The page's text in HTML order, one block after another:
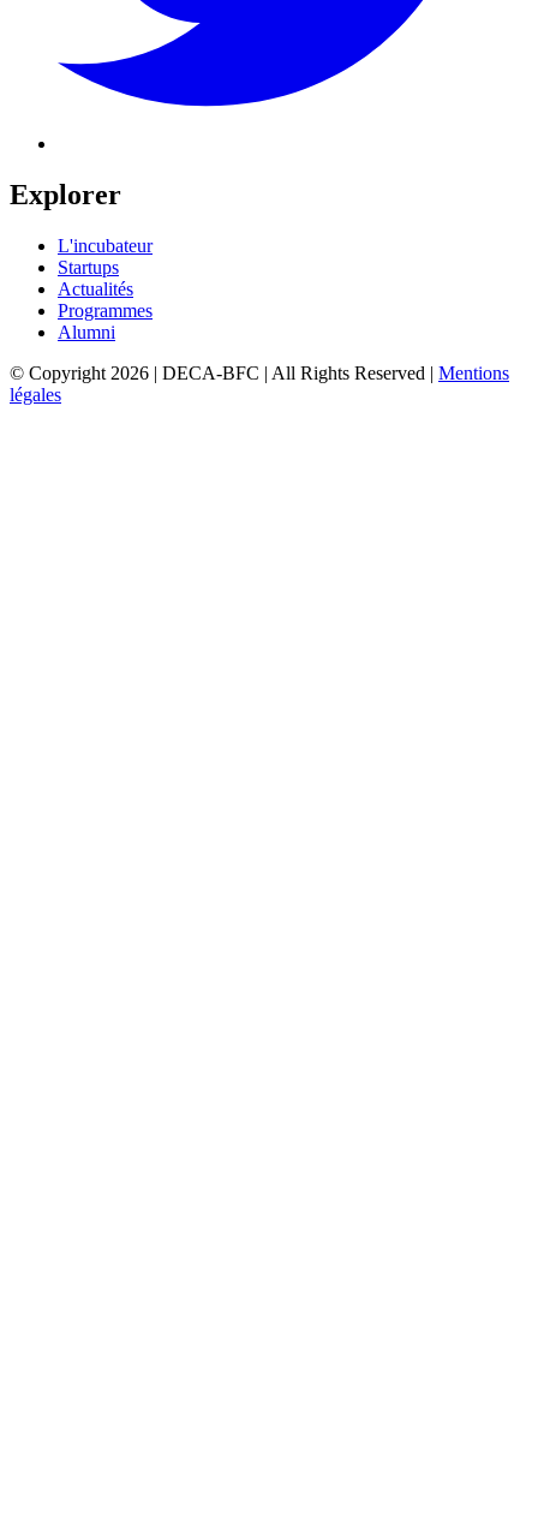
Explorer
L'incubateur
Startups
Actualités
Programmes
Alumni
© Copyright 2026 | DECA-BFC | All Rights Reserved | Mentions
légales